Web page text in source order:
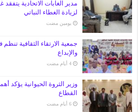
مدير الغابات الاتحادية
لزيادة الغطاء النباتي
‏يومين مضت
جمعية الارتقاء الثقافية تنظم
والإبداع
‏4 أيام مضت
وزير الثروة الحيوانية يؤكد
القطاع
‏6 أيام مضت